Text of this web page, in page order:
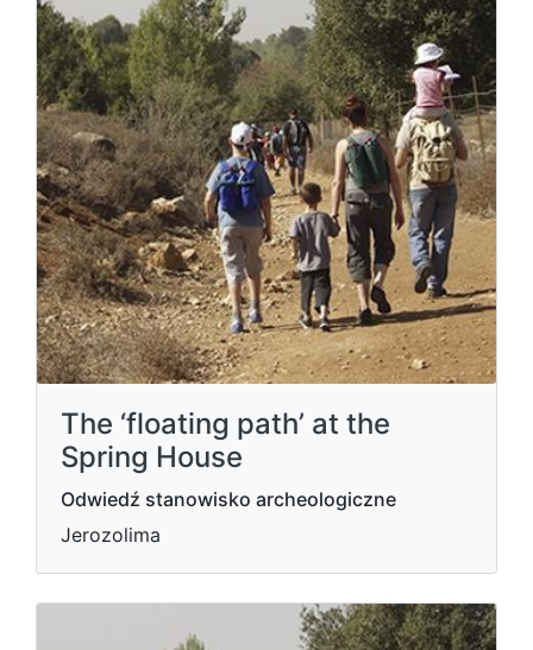
The ‘floating path’ at the
Spring House
Odwiedź stanowisko archeologiczne
Jerozolima